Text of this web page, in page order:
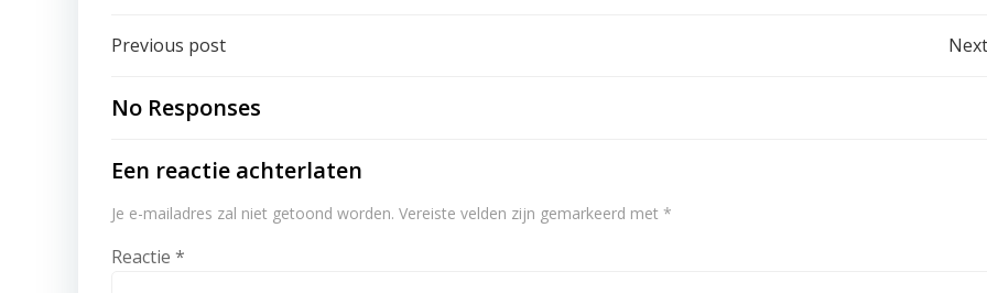
Post
navigation
Previous post
No Responses
Een reactie achterlaten
Je e-mailadres zal niet getoond worden. Vereiste velden zijn gemarkeerd met *
Reactie *